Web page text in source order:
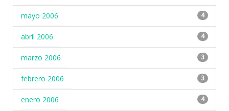
mayo 2006 4
abril 2006 4
marzo 2006 3
febrero 2006 3
enero 2006 4